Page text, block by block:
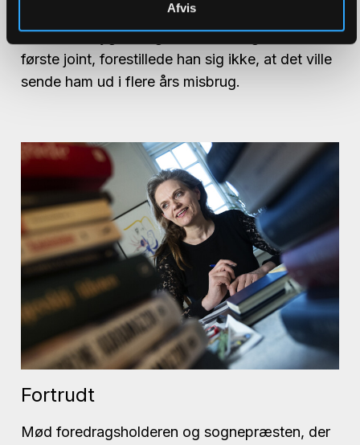
Afvis
Da Julius Mygind tog det første sug af sin
første joint, forestillede han sig ikke, at det ville
sende ham ud i flere års misbrug.
Fortrudt
Mød foredragsholderen og sognepræsten, der